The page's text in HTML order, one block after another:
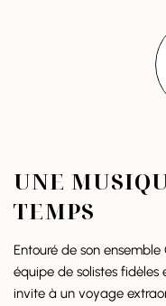
UNE
TEMPS
Entouré de son
équipe de solistes
invite à un voyage